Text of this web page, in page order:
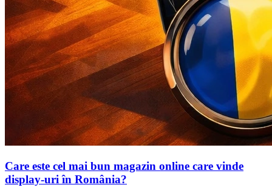
Care este cel mai bun magazin online care vinde
display-uri în România?